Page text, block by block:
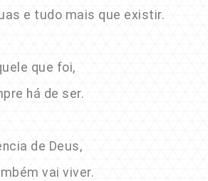
e tudo mais que existir.
que foi,
há de ser.
de Deus,
vai viver.